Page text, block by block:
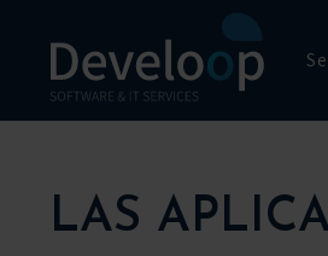
contenido
LAS